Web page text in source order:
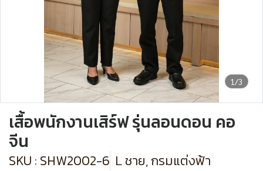
1/3
เสื้อพนักงานเสิร์ฟ รุ่นลอนดอน คอ
จีน
SKU : SHW2002-6 L ชาย, กรมแต่งฟ้า